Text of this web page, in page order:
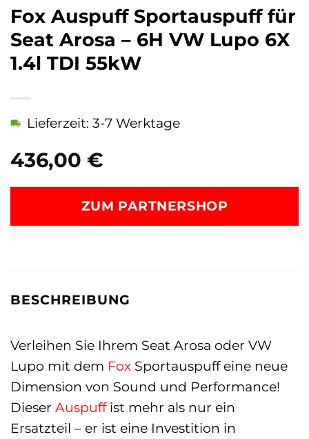
Fox Auspuff Sportauspuff für
Seat Arosa – 6H VW Lupo 6X
1.4l TDI 55kW
436,00 €
Lieferzeit: 3-7 Werktage
ZUM PARTNERSHOP
BESCHREIBUNG
Verleihen Sie Ihrem Seat Arosa oder VW
Lupo mit dem Fox Sportauspuff eine neue
Dimension von Sound und Performance!
Dieser Auspuffist mehr als nur ein
Ersatzteil – er ist eine Investition in